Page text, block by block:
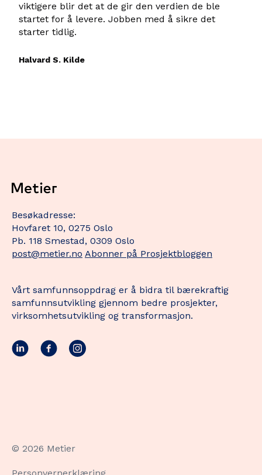
viktigere blir det at de gir den verdien de ble
startet for å levere. Jobben med å sikre det
starter tidlig.
Halvard S. Kilde
Besøkadresse:
Hovfaret 10, 0275 Oslo
Pb. 118 Smestad, 0309 Oslo
post@metier.no Abonner på Prosjektbloggen
Vårt samfunnsoppdrag er å bidra til bærekraftig
samfunnsutvikling gjennom bedre prosjekter,
virksomhetsutvikling og transformasjon.
© 2026 Metier